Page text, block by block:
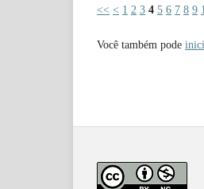
<< < 1 2 3 4 5 6 7 8 9
Você também pode